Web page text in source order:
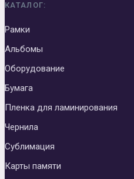
КАТАЛОГ:
Рамки
Альбомы
Оборудование
Бумага
Пленка для ламинирования
Чернила
Сублимация
Карты памяти